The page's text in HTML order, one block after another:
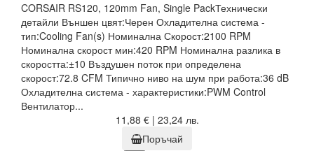
CORSAIR RS120, 120mm Fan, Single PackТехнически
детайли Външен цвят:Черен Охладителна система -
тип:Cooling Fan(s) Номинална Скорост:2100 RPM
Номинална скорост мин:420 RPM Номинална разлика в
скоростта:±10 Въздушен поток при определена
скорост:72.8 CFM Типично ниво на шум при работа:36 dB
Охладителна система - характеристики:PWM Control
Вентилатор...
11,88 € | 23,24 лв.
Поръчай